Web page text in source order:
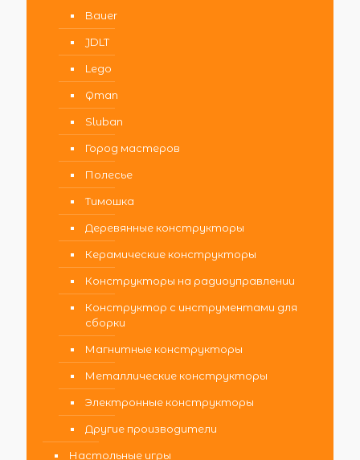
Bauer
JDLT
Lego
Qman
Sluban
Город мастеров
Полесье
Тимошка
Деревянные конструкторы
Керамические конструкторы
Конструкторы на радиоуправлении
Конструктор с инструментами для
сборки
Магнитные конструкторы
Металлические конструкторы
Электронные конструкторы
Другие производители
Настольные игры